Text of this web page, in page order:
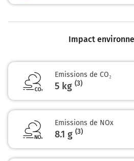
Impact
Emissions de CO₂
5 kg (3)
Emissions de NOx
8.1 g (3)